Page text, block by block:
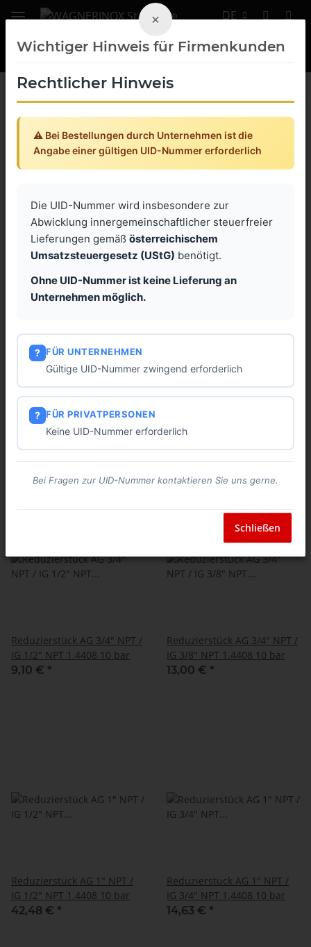
DE
Gewindefittings NPT
Reduzierstück NPT
Artikel 1 - 13 von 13
Reduzierstück AG 1/2" NPT /
IG 1/4" NPT 1.4408 10 bar
9,79 €*
Reduzierstück AG 1/2" NPT /
7,55 €
Reduzierstück AG 3/4" NPT /
IG 1/2" NPT 1.4408 10 bar
9,10 € *
Reduzierstück AG 3/4" NPT /
IG 3/8" NPT 1.4408 10 bar
13,00 € *
Reduzierstück AG 1" NPT /
IG 1/2" NPT 1.4408 10 bar
42,48 € *
Reduzierstück AG 1" NPT /
IG 3/4" NPT 1.4408 10 bar
14,63 € *
Wichtiger Hinweis für Firmenkunden
×
Rechtlicher Hinweis
⚠️ Bei Bestellungen durch Unternehmen ist die
Angabe einer gültigen UID-Nummer erforderlich
Die UID-Nummer wird insbesondere zur
Abwicklung innergemeinschaftlicher steuerfreier
Lieferungen gemäß österreichischem
Umsatzsteuergesetz (UStG) benötigt.
Ohne UID-Nummer ist keine Lieferung an
Unternehmen möglich.
? FÜR UNTERNEHMEN
Gültige UID-Nummer zwingend erforderlich
? FÜR PRIVATPERSONEN
Keine UID-Nummer erforderlich
Bei Fragen zur UID-Nummer kontaktieren Sie uns gerne.
Schließen